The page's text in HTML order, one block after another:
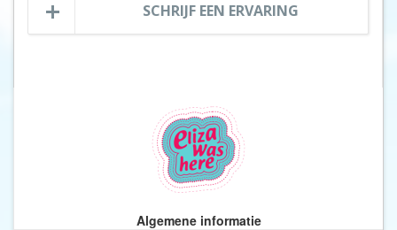
SCHRIJF EEN ERVARING
Algemene informatie